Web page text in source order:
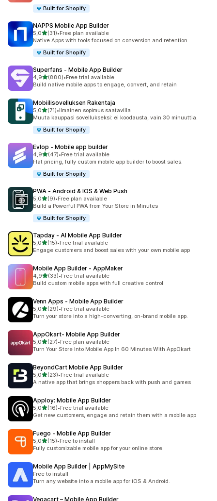
Built for Shopify
NAPPS Mobile App Builder
5,0/ 5 tähteä
(31)
31 arvostelua yhteensä
•Free plan available
Native Apps with tools focused on conversion and retention
Built for Shopify
Superfans ‑ Mobile App Builder
4,9/ 5 tähteä
(880)
880 arvostelua yhteensä
•Free trial available
Build native mobile apps to engage, convert, and retain
Mobiilisovelluksen Rakentaja
5,0/ 5 tähteä
(71)
71 arvostelua yhteensä
•Ilmainen sopimus saatavilla
Muuta kauppasi sovellukseksi: ei koodausta, vain 30 minuuttia.
Built for Shopify
Evlop ‑ Mobile app builder
4,9/ 5 tähteä
(47)
47 arvostelua yhteensä
•Free trial available
Flat pricing, fully custom mobile app builder to boost sales.
Built for Shopify
PWA ‑ Android & IOS & Web Push
5,0/ 5 tähteä
(9)
9 arvostelua yhteensä
•Free plan available
Build a Powerful PWA from Your Store in Minutes
Built for Shopify
Tapday ‑ AI Mobile App Builder
5,0/ 5 tähteä
(15)
15 arvostelua yhteensä
•Free trial available
Engage customers and boost sales with your own mobile app
Mobile App Builder ‑ AppMaker
4,9/ 5 tähteä
(33)
33 arvostelua yhteensä
•Free trial available
Build custom mobile apps with full creative control
Venn Apps ‑ Mobile App Builder
5,0/ 5 tähteä
(29)
29 arvostelua yhteensä
•Free trial available
Turn your store into a high-converting, on-brand mobile app.
AppOkart‑ Mobile App Builder
5,0/ 5 tähteä
(27)
27 arvostelua yhteensä
•Free plan available
Turn Your Store Into Mobile App In 60 Minutes With AppOkart
BeyondCart Mobile App Builder
5,0/ 5 tähteä
(23)
23 arvostelua yhteensä
•Free trial available
A native app that brings shoppers back with push and games
Apploy: Mobile App Builder
5,0/ 5 tähteä
(16)
16 arvostelua yhteensä
•Free trial available
Get new customers, engage and retain them with a mobile app
Fuego ‑ Mobile App Builder
5,0/ 5 tähteä
(15)
15 arvostelua yhteensä
•Free to install
Fully customizable mobile app for your online store.
Mobile App Builder | AppMySite
Free to install
Turn any website into a mobile app for iOS & Android.
Vegacart – Mobile App Builder